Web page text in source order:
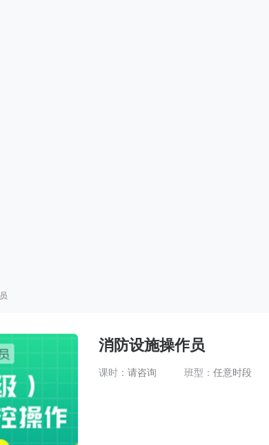
消防设施操作员
课时： 请咨询 班型： 任意时段